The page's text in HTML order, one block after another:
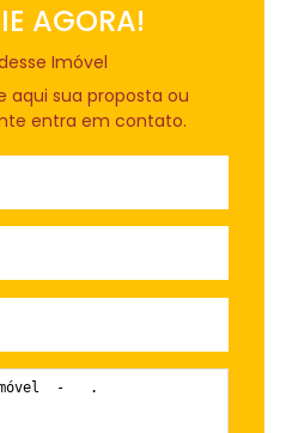
AGORA!
Imóvel
aqui sua proposta ou
entra em contato.